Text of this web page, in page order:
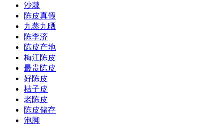
沙棘
陈皮真假
九蒸九晒
陈李济
陈皮产地
梅江陈皮
最贵陈皮
好陈皮
桔子皮
老陈皮
陈皮储存
泡脚